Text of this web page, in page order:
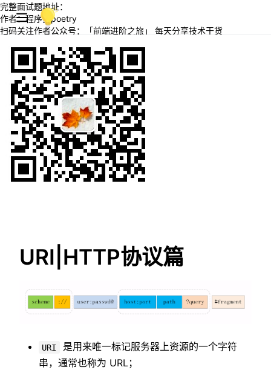
完整面试题地址：
作者：程序员poetry
扫码关注作者公众号：「前端进阶之旅」 每天分享技术干货
URI|HTTP协议篇
URI
是用来唯一标记服务器上资源的一个字符
串，通常也称为 URL；